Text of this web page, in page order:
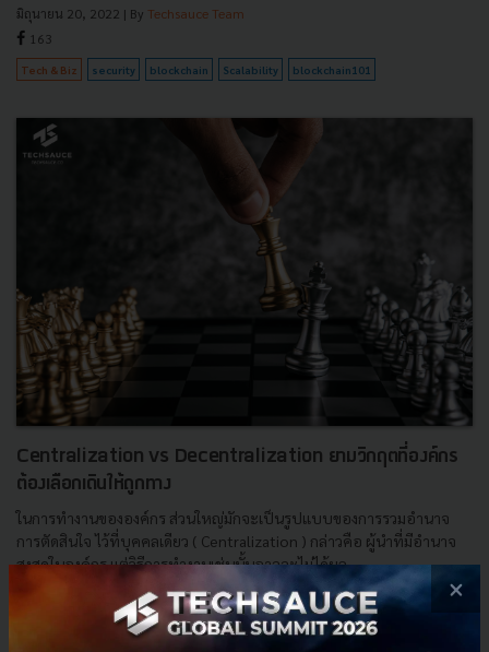
มิถุนายน 20, 2022 | By Techsauce Team
163
Tech & Biz security blockchain Scalability blockchain101
Centralization vs Decentralization ยามวิกฤตที่องค์กร
ต้องเลือกเดินให้ถูกทาง
ในการทำงานขององค์กร ส่วนใหญ่มักจะเป็นรูปแบบของการรวมอำนาจ
การตัดสินใจ ไว้ที่บุคคลเดียว ( Centralization ) กล่าวคือ ผู้นำที่มีอำนาจ
สูงสุดในองค์กร แต่วิธีการทำงานเช่นนั้นอาจจะไม่ได้ผล...
พฤษภาคม 18, 2021| By Techsauce Team
×